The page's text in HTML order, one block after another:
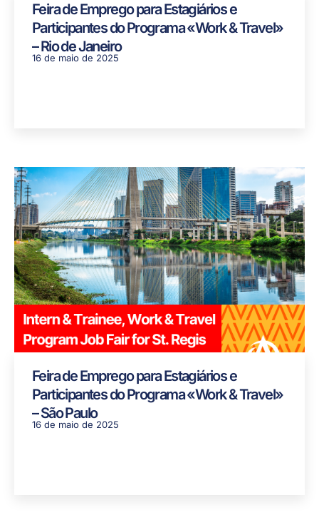
Feira de Emprego para Estagiários e
Participantes do Programa «Work & Travel»
– Rio de Janeiro
16 de maio de 2025
Feira de Emprego para Estagiários e
Participantes do Programa «Work & Travel»
– São Paulo
16 de maio de 2025